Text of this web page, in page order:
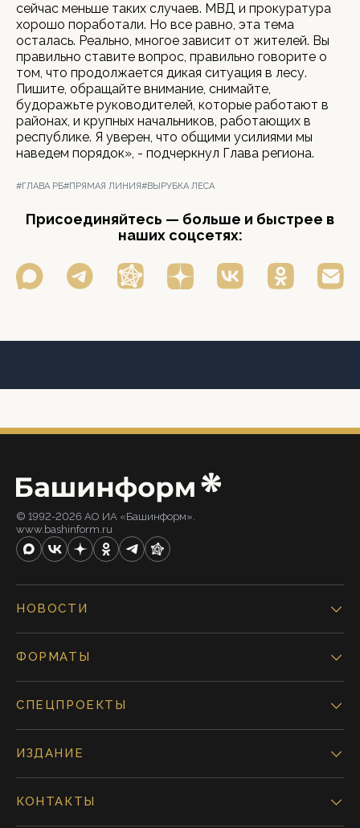
сейчас меньше таких случаев. МВД и прокуратура
хорошо поработали. Но все равно, эта тема
осталась. Реально, многое зависит от жителей. Вы
правильно ставите вопрос, правильно говорите о
том, что продолжается дикая ситуация в лесу.
Пишите, обращайте внимание, снимайте,
будоражьте руководителей, которые работают в
районах, и крупных начальников, работающих в
республике. Я уверен, что общими усилиями мы
наведем порядок», - подчеркнул Глава региона.
#ГЛАВА РБ#ПРЯМАЯ ЛИНИЯ#ВЫРУБКА ЛЕСА
Присоединяйтесь — больше и быстрее в
наших соцсетях:
© 1992-2026 АО ИА «Башинформ».
www.bashinform.ru
НОВОСТИ
ФОРМАТЫ
СПЕЦПРОЕКТЫ
ИЗДАНИЕ
КОНТАКТЫ